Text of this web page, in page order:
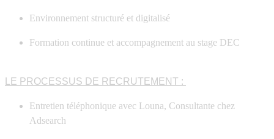
Environnement structuré et digitalisé
Formation continue et accompagnement au stage DEC
LE PROCESSUS DE RECRUTEMENT :
Entretien téléphonique avec Louna, Consultante chez
Adsearch